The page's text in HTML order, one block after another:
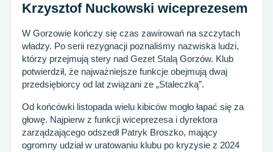
Krzysztof Nuckowski wiceprezesem
W Gorzowie kończy się czas zawirowań na szczytach
władzy. Po serii rezygnacji poznaliśmy nazwiska ludzi,
którzy przejmują stery nad Gezet Stalą Gorzów. Klub
potwierdził, że najważniejsze funkcje obejmują dwaj
przedsiębiorcy od lat związani ze „Staleczką”.
Od końcówki listopada wielu kibiców mogło łapać się za
głowę. Najpierw z funkcji wiceprezesa i dyrektora
zarządzającego odszedł Patryk Broszko, mający
ogromny udział w uratowaniu klubu po kryzysie z 2024